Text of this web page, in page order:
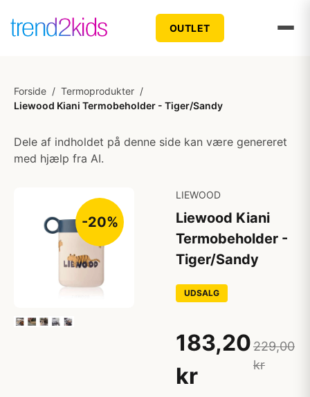
OUTLET
Forside / Termoprodukter /
Liewood Kiani Termobeholder - Tiger/Sandy
Dele af indholdet på denne side kan være genereret
med hjælp fra AI.
-20%
LIEWOOD
Liewood Kiani
Termobeholder -
Tiger/Sandy
UDSALG
183,20
kr
229,00
kr